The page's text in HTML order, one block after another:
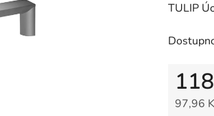
je
z
TULIP
97,96